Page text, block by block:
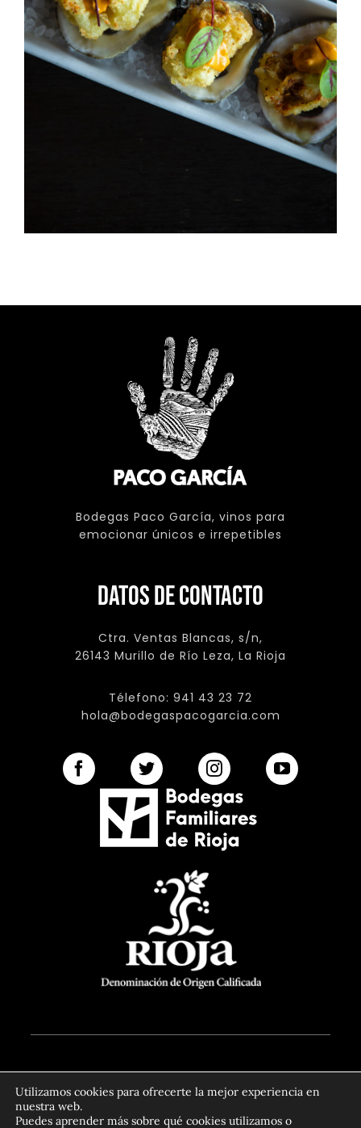
Ahi Salmon Nigiri
HORS D'OEUVRES
Bodegas Paco García, vinos para
emocionar únicos e irrepetibles
DATOS DE CONTACTO
Ctra. Ventas Blancas, s/n,
26143 Murillo de Río Leza, La Rioja
Télefono: 941 43 23 72
hola@bodegaspacogarcia.com
Política de Privacidad Términos y
Condiciones Generales de contratación
Utilizamos cookies para ofrecerte la mejor experiencia en
nuestra web.
Puedes aprender más sobre qué cookies utilizamos o